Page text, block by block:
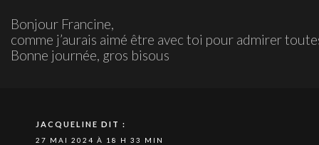
Bonjour Francine,
comme j’aurais aimé être avec toi pour admirer
Bonne journée, gros bisous
JACQUELINE DIT :
27 MAI 2024 À 18 H 33 MIN